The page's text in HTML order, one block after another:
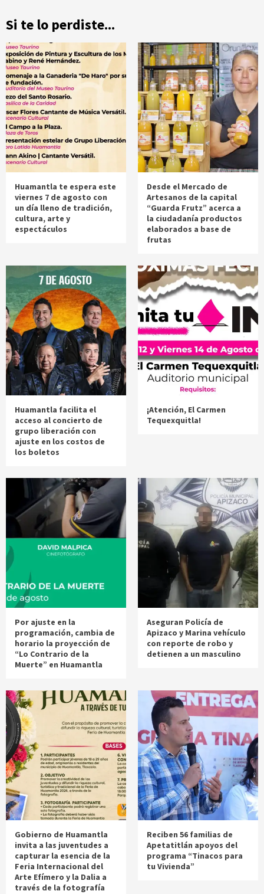
Si te lo perdiste...
Huamantla te espera este
viernes 7 de agosto con
un día lleno de tradición,
cultura, arte y
espectáculos
Desde el Mercado de
Artesanos de la capital
“Guarda Frutz” acerca a
la ciudadanía productos
elaborados a base de
frutas
Huamantla facilita el
acceso al concierto de
grupo liberación con
ajuste en los costos de
los boletos
¡Atención, El Carmen
Tequexquitla!
Por ajuste en la
programación, cambia de
horario la proyección de
“Lo Contrario de la
Muerte” en Huamantla
Aseguran Policía de
Apizaco y Marina vehículo
con reporte de robo y
detienen a un masculino
Gobierno de Huamantla
invita a las juventudes a
capturar la esencia de la
Feria Internacional del
Arte Efímero y la Dalia a
través de la fotografía
Reciben 56 familias de
Apetatitlán apoyos del
programa “Tinacos para
tu Vivienda”